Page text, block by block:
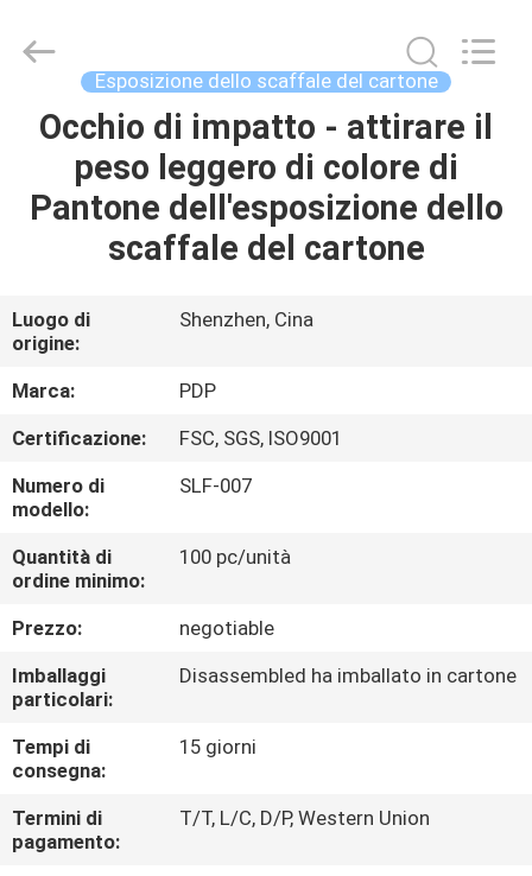
CASA
PRODOTTI
VR
CIRCA
NOI
GIRO
DELLA
FABBRICA
CONTROLLO
DI
QUALITÀ
CONTATTICI
Company
Reserved.
Esposizione dello scaffale del cartone
Occhio di impatto - attirare il
peso leggero di colore di
Pantone dell'esposizione dello
scaffale del cartone
Luogo di
origine:
Shenzhen, Cina
Marca:
PDP
Certificazione:
FSC, SGS, ISO9001
Numero di
modello:
SLF-007
Quantità di
ordine minimo:
100 pc/unità
Prezzo:
negotiable
Imballaggi
particolari:
Disassembled ha imballato in cartone
Tempi di
consegna:
15 giorni
Termini di
pagamento:
T/T, L/C, D/P, Western Union